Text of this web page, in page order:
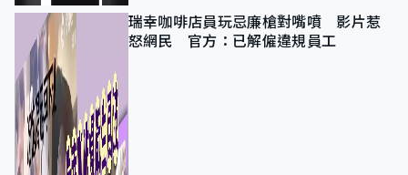
瑞幸咖啡店員玩忌廉槍對嘴噴 影片惹
怒網民 官方：已解僱違規員工